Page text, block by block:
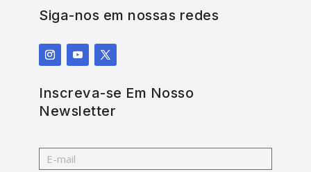
Siga-nos em nossas redes
Inscreva-se Em Nosso
Newsletter